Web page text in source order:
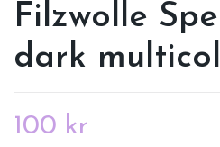
Filzwolle
dark
100 kr